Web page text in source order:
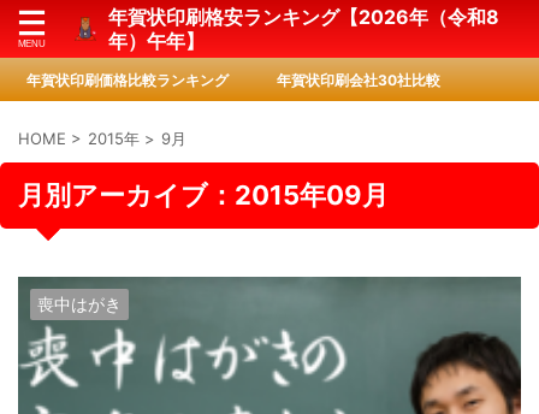
年賀状印刷格安ランキング【2026年（令和8
年）午年】
年賀状印刷価格比較ランキング 年賀状印刷会社30社比較
HOME > 2015年 > 9月
月別アーカイブ：2015年09月
喪中はがき